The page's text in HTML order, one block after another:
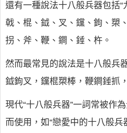
還有一種說法十八般兵器包括“
戟、棍、鉞、叉、钂、鉤、槊
拐、斧、鞭、鐧、錘、杵。
然而最常見的說法是十八般兵
鉞鉤叉，钂棍槊棒，鞭鐧錘抓
現代“十八般兵器”一詞常被作
而使用，如“戀愛中的十八般兵